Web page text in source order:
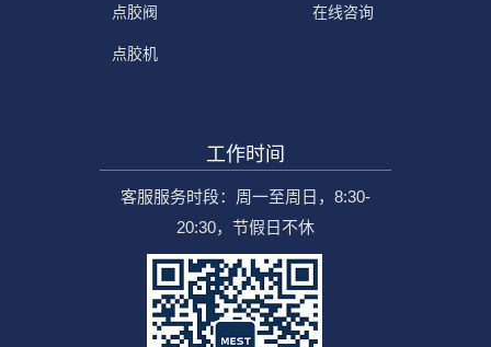
点胶阀
点胶机
在线咨询
工作时间
客服服务时段：周一至周日，8:30-
20:30，节假日不休